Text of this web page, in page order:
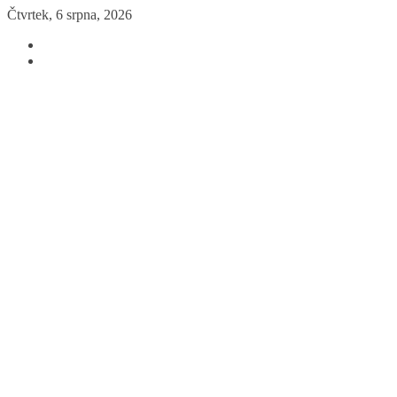
Přeskočit
obsah
Čtvrtek, 6 srpna, 2026